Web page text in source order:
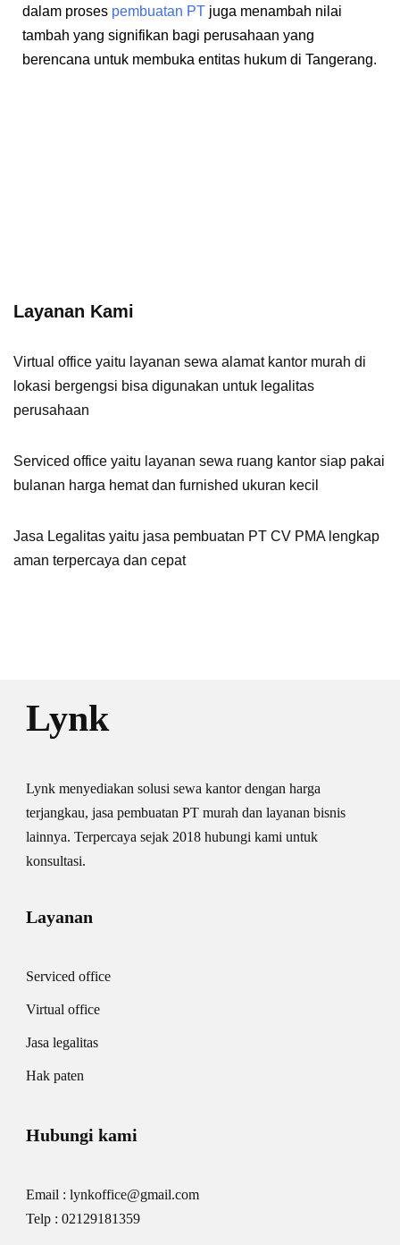
dalam proses pembuatan PT juga menambah nilai
tambah yang signifikan bagi perusahaan yang
berencana untuk membuka entitas hukum di Tangerang.
Layanan Kami
Virtual office yaitu layanan sewa alamat kantor murah di
lokasi bergengsi bisa digunakan untuk legalitas
perusahaan
Serviced office yaitu layanan sewa ruang kantor siap pakai
bulanan harga hemat dan furnished ukuran kecil
Jasa Legalitas yaitu jasa pembuatan PT CV PMA lengkap
aman terpercaya dan cepat
Lynk
Lynk menyediakan solusi sewa kantor dengan harga
terjangkau, jasa pembuatan PT murah dan layanan bisnis
lainnya. Terpercaya sejak 2018 hubungi kami untuk
konsultasi.
Layanan
Serviced office
Virtual office
Jasa legalitas
Hak paten
Hubungi kami
Email : lynkoffice@gmail.com
Telp : 02129181359